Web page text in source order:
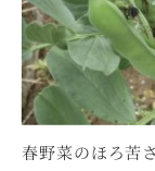
春野菜のほろ苦